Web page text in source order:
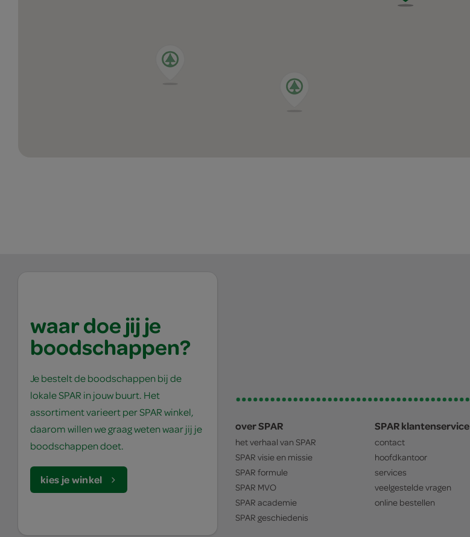
waar doe jij je
boodschappen?
Je bestelt de boodschappen bij de
lokale SPAR in jouw buurt. Het
assortiment varieert per SPAR winkel,
daarom willen we graag weten waar jij je
boodschappen doet.
kies je winkel
over SPAR
het verhaal van SPAR
SPAR visie en missie
SPAR formule
SPAR MVO
SPAR academie
SPAR geschiedenis
SPAR klantenservice
contact
hoofdkantoor
services
veelgestelde vragen
online bestellen